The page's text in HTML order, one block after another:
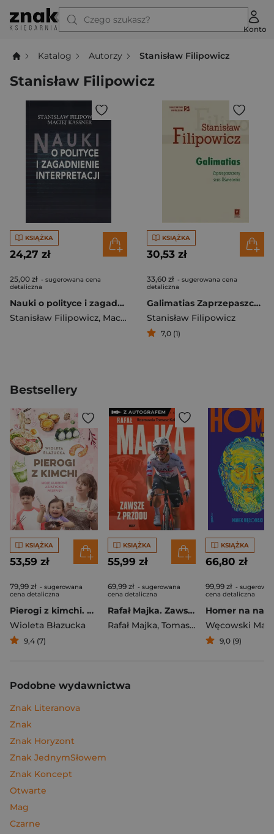
Czego szukasz?
Konto
Katalog Autorzy Stanisław Filipowicz
Stanisław Filipowicz
KSIĄŻKA
24,27 zł
25,00 zł - sugerowana cena
detaliczna
Nauki o polityce i zagadnienie interpretacji
Stanisław Filipowicz, Maciej Kassner
KSIĄŻKA
30,53 zł
33,60 zł - sugerowana cena
detaliczna
Galimatias Zaprzepaszczony sens Oświecenia
Stanisław Filipowicz
7,0 (1)
Bestsellery
KSIĄŻKA
53,59 zł
79,99 zł - sugerowana
cena detaliczna
Pierogi z kimchi. Moje ulubione azjatyckie przepisy
Wioleta Błazucka
9,4 (7)
KSIĄŻKA
55,99 zł
69,99 zł - sugerowana
cena detaliczna
Rafał Majka. Zawsze z przodu. Rozmawia Tomasz Kalemba - książka z autografem
Rafał Majka, Tomasz Kalemba
KSIĄŻKA
66,80 zł
99,99 zł -
cena detaliczna
Węcowski
9,0 (9)
Podobne wydawnictwa
Znak Literanova
Znak
Znak Horyzont
Znak JednymSłowem
Znak Koncept
Otwarte
Mag
Czarne